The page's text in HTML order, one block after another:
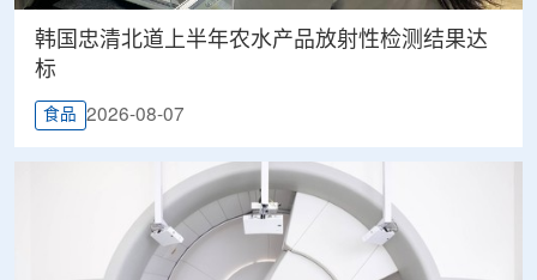
韩国忠清北道上半年农水产品放射性检测结果达
标
食品 2026-08-07